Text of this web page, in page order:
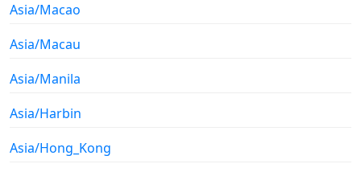
Asia/Macao
Asia/Macau
Asia/Manila
Asia/Harbin
Asia/Hong_Kong